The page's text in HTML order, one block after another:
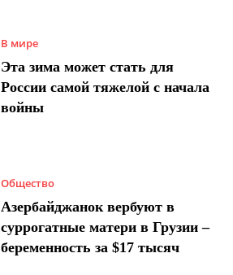
В мире
Эта зима может стать для
России самой тяжелой с начала
войны
Общество
Азербайджанок вербуют в
суррогатные матери в Грузии –
беременность за $17 тысяч